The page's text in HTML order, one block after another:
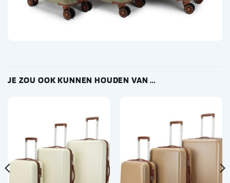
JE ZOU OOK KUNNEN HOUDEN VAN …